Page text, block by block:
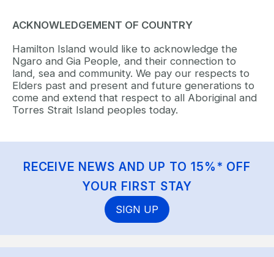
ACKNOWLEDGEMENT OF COUNTRY
Hamilton Island would like to acknowledge the
Ngaro and Gia People, and their connection to
land, sea and community. We pay our respects to
Elders past and present and future generations to
come and extend that respect to all Aboriginal and
Torres Strait Island peoples today.
RECEIVE NEWS AND UP TO 15%* OFF
YOUR FIRST STAY
SIGN UP